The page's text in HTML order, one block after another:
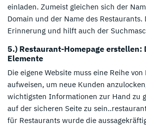
einladen. Zumeist gleichen sich der
Domain und der Name des Restaurants.
Erinnerung und hilft auch der
5.) Restaurant-Homepage erstellen:
Elemente
Die eigene Website muss eine Reihe von
aufweisen, um neue Kunden
wichtigsten Informationen zur Hand zu
auf der sicheren Seite zu
für Restaurants wurde die